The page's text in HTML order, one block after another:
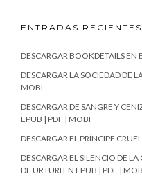
ENTRADAS RECIENTES
DESCARGAR BOOKDETAILS EN
DESCARGAR LA SOCIEDAD DE
MOBI
DESCARGAR DE SANGRE Y
EPUB | PDF | MOBI
DESCARGAR EL PRÍNCIPE
DESCARGAR EL SILENCIO DE
DE URTURI EN EPUB | PDF |